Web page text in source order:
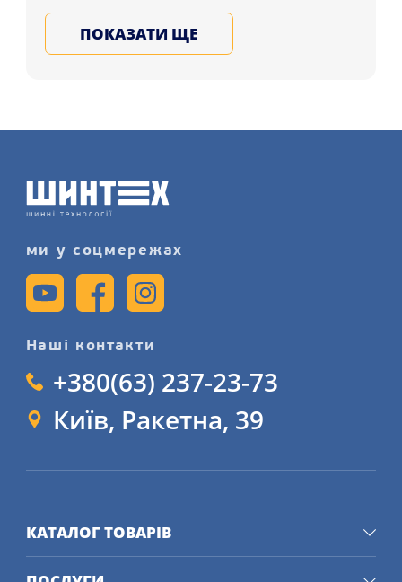
R16 94W XL які проживають у містах:
Полтава, Київ, Кривий Ріг і в усі міста
ПОКАЗАТИ ЩЕ
ми у соцмережах
Наші контакти
+380(63) 237-23-73
Київ, Ракетна, 39
КАТАЛОГ ТОВАРІВ